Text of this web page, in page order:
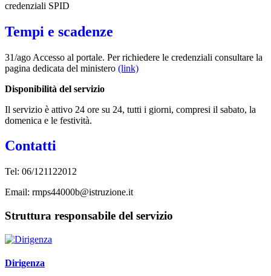
credenziali SPID
Tempi e scadenze
31/ago Accesso al portale. Per richiedere le credenziali consultare la
pagina dedicata del ministero (link)
Disponibilità del servizio
Il servizio è attivo 24 ore su 24, tutti i giorni, compresi il sabato, la
domenica e le festività.
Contatti
Tel: 06/121122012
Email: rmps44000b@istruzione.it
Struttura responsabile del servizio
Dirigenza